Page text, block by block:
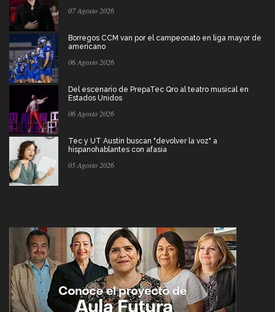
07 Agosto 2026
Borregos CCM van por el campeonato en liga mayor de
americano
06 Agosto 2026
Del escenario de PrepaTec Qro al teatro musical en
Estados Unidos
06 Agosto 2026
Tec y UT Austin buscan "devolver la voz" a
hispanohablantes con afasia
05 Agosto 2026